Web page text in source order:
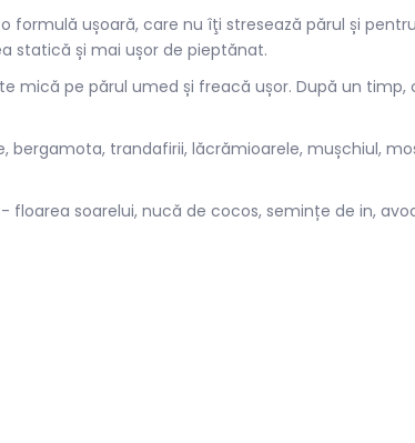
formulă ușoară, care nu îţi stresează părul și
statică și mai ușor de pieptănat.
mică pe părul umed și freacă ușor. După un
bergamota, trandafirii, lăcrămioarele, mușchiul,
soarelui, nucă de cocos, semințe de in,